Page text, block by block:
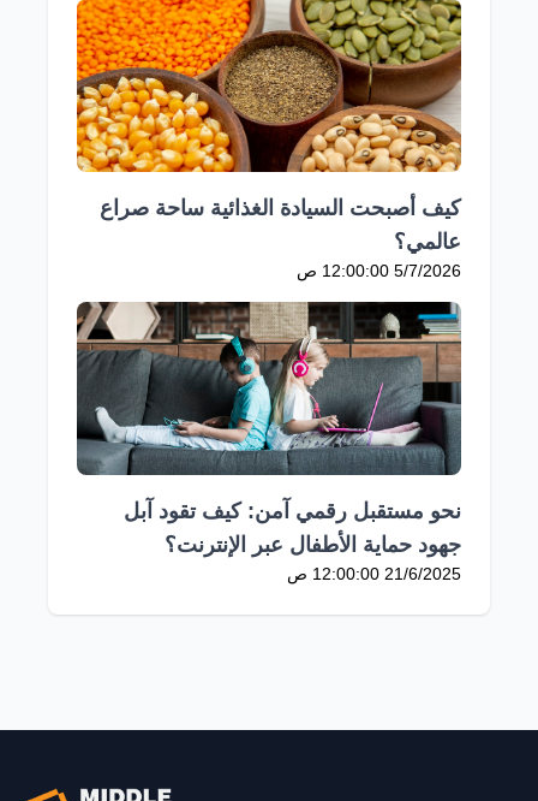
كيف أصبحت السيادة الغذائية ساحة صراع
عالمي؟
5/7/2026 12:00:00 ص
نحو مستقبل رقمي آمن: كيف تقود آبل
جهود حماية الأطفال عبر الإنترنت؟
21/6/2025 12:00:00 ص